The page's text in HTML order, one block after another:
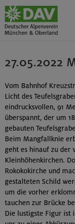
27.05.2022
Vom Bahnhof
Licht des
eindrucksvollen, 91
überspannt, der um
gebauten
Beim Mangfallknie
geht es hinauf zu der
Kleinhöhenkirchen.
Rokokokirche und
gestalteten Schild
um die vorher
tauchen zur Brücke
Die lustigste Figur ist